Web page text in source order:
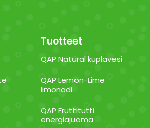
Tuotteet
QAP Natural kuplavesi
QAP Lemon-Lime
limonadi
QAP Fruttitutti
energiajuoma